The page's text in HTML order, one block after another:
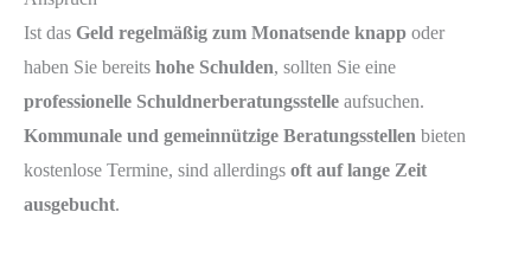
Ist das Geld regelmäßig zum Monatsende knapp oder
haben Sie bereits hohe Schulden, sollten Sie eine
professionelle Schuldnerberatungsstelle aufsuchen.
Kommunale und gemeinnützige Beratungsstellen bieten
kostenlose Termine, sind allerdings oft auf lange Zeit
ausgebucht.